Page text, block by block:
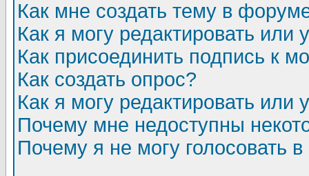
Как мне создать тему в
Как я могу редактировать или
Как присоединить подпись к
Как создать опрос?
Как я могу редактировать или
Почему мне недоступны
Почему я не могу голосовать